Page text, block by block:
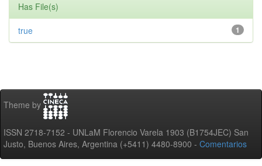
Has File(s)
1
true
Theme by
ISSN 2718-7152 - UNLaM Florencio Varela 1903 (B1754JEC) San
Justo, Buenos Aires, Argentina (+5411) 4480-8900 - Comentarios